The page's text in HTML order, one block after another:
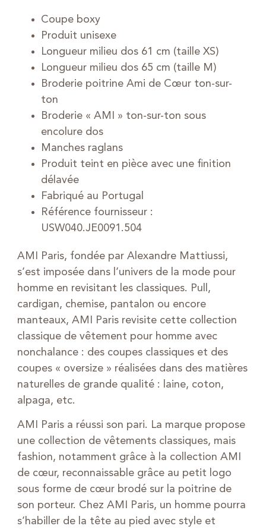
Coupe boxy
Produit unisexe
Longueur milieu dos 61 cm (taille XS)
Longueur milieu dos 65 cm (taille M)
Broderie poitrine Ami de Cœur ton-sur-
ton
Broderie « AMI » ton-sur-ton sous
encolure dos
Manches raglans
Produit teint en pièce avec une finition
délavée
Fabriqué au Portugal
Référence fournisseur :
USW040.JE0091.504
AMI Paris, fondée par Alexandre Mattiussi,
s’est imposée dans l’univers de la mode pour
homme en revisitant les classiques. Pull,
cardigan, chemise, pantalon ou encore
manteaux, AMI Paris revisite cette collection
classique de vêtement pour homme avec
nonchalance : des coupes classiques et des
coupes « oversize » réalisées dans des matières
naturelles de grande qualité : laine, coton,
alpaga, etc.
AMI Paris a réussi son pari. La marque propose
une collection de vêtements classiques, mais
fashion, notamment grâce à la collection AMI
de cœur, reconnaissable grâce au petit logo
sous forme de cœur brodé sur la poitrine de
son porteur. Chez AMI Paris, un homme pourra
s’habiller de la tête au pied avec style et